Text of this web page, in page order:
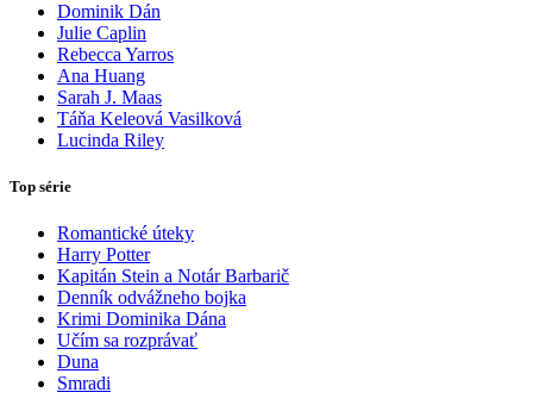
Dominik Dán
Julie Caplin
Rebecca Yarros
Ana Huang
Sarah J. Maas
Táňa Keleová Vasilková
Lucinda Riley
Top série
Romantické úteky
Harry Potter
Kapitán Stein a Notár Barbarič
Denník odvážneho bojka
Krimi Dominika Dána
Učím sa rozprávať
Duna
Smradi